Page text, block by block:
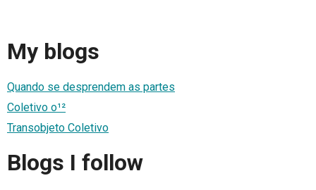
My blogs
Quando se desprendem as partes
Coletivo o¹²
Transobjeto Coletivo
Blogs I follow